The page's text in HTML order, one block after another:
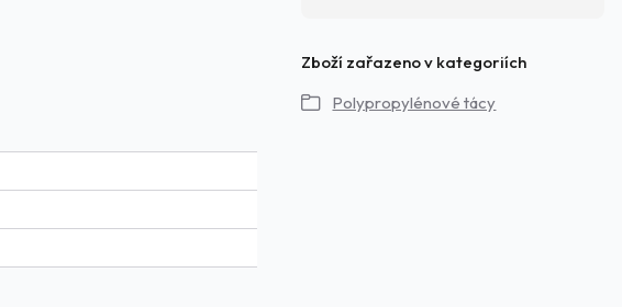
Zboží zařazeno v kategoriích
Polypropylénové tácy